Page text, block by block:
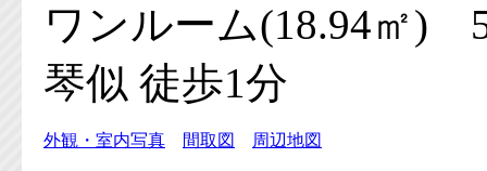
ワンルーム(18.94㎡
琴似 徒歩1分
外観・室内写真 間取図 周辺地図